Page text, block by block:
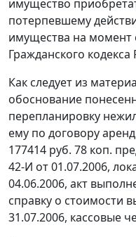
имущество
потерпевшему
имущества на момент
Гражданского
Как следует из
обоснование
перепланировку
ему по договору
177414 руб. 78 коп.
42-И от 01.07.2006,
04.06.2006, акт
справку о стоимости
31.07.2006, кассовые